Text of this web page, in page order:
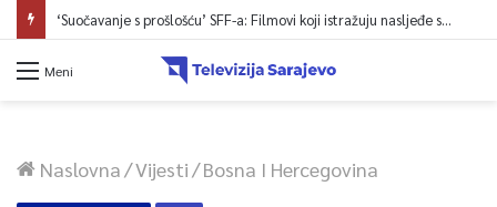
‘Suočavanje s prošlošću’ SFF-a: Filmovi koji istražuju nasljeđe sukoba i mogućnosti otpora
Meni
Naslovna/Vijesti/Bosna I Hercegovina